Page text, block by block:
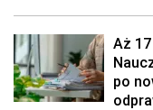
Aż
po